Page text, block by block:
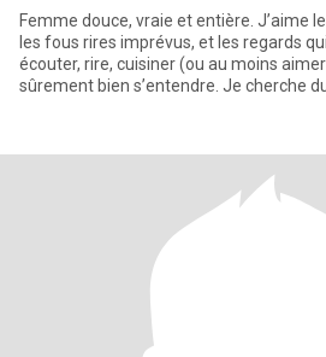
Femme douce, vraie et entière. J’aime
les fous rires imprévus, et les regards
écouter, rire, cuisiner (ou au moins
sûrement bien s’entendre. Je cherche